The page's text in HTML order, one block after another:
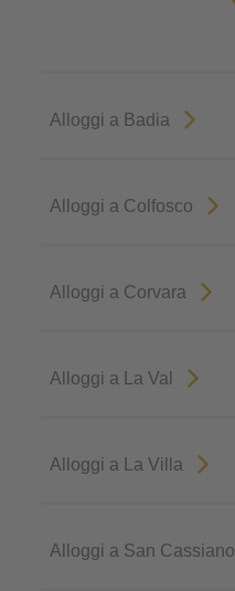
Alloggi a Badia
Alloggi a Colfosco
Alloggi a Corvara
Alloggi a La Val
Alloggi a La Villa
Alloggi a San Cassiano